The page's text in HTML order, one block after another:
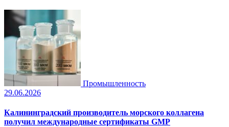
Промышленность
29.06.2026
Калининградский производитель морского коллагена
получил международные сертификаты GMP